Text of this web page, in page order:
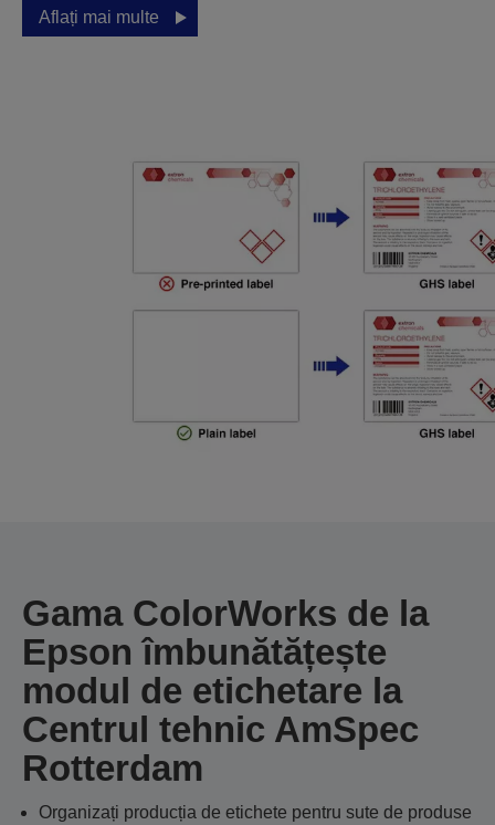
Aflați mai multe
Gama ColorWorks de la
Epson îmbunătățește
modul de etichetare la
Centrul tehnic AmSpec
Rotterdam
Organizați producția de etichete pentru sute de produse